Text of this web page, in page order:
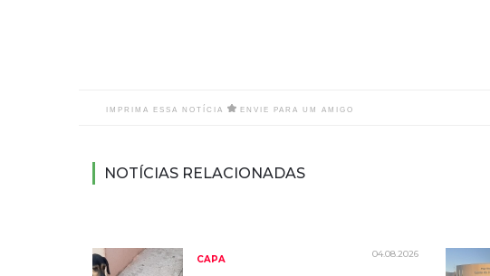
IMPRIMA ESSA NOTÍCIA ENVIE PARA UM AMIGO
NOTÍCIAS RELACIONADAS
CAPA 04.08.2026